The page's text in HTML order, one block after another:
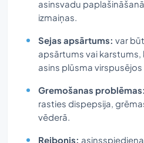
asinsvadu
izmaiņas.
Sejas apsārtums: var
apsārtums vai
asins plūsma virspusējos
Gremošanas problēmas:
rasties dispepsija,
vēderā.
Reibonis: